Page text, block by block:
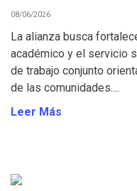
08/06/2026
La alianza busca
académico y el servicio
de trabajo conjunto
de las comunidades....
Leer Más